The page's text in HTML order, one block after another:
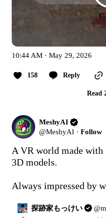
10:44 AM · May 29, 2026
158 Reply
Read
MeshyAI
@MeshyAI · Follow
A VR world made with
3D models.
Always impressed by
探跡家もっけい @